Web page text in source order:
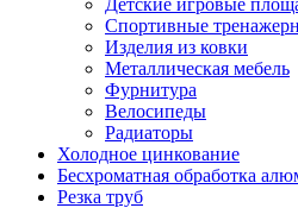
Спортивные
Изделия из ковки
Металлическая мебель
Фурнитура
Велосипеды
Радиаторы
Холодное цинкование
Бесхроматная обработка
Резка труб